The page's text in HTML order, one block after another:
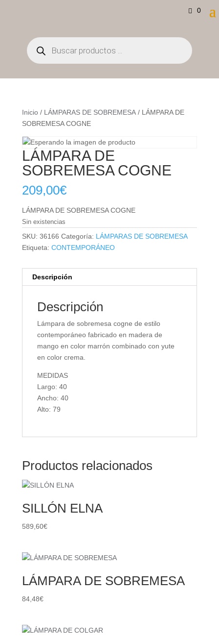
0
Búsqueda
de
productos
Inicio/ LÁMPARAS DE SOBREMESA/ LÁMPARA DE
SOBREMESA COGNE
LÁMPARA DE
SOBREMESA COGNE
209,00€
LÁMPARA DE SOBREMESA COGNE
Sin existencias
SKU: 36166 Categoría: LÁMPARAS DE SOBREMESA
Etiqueta: CONTEMPORÁNEO
Descripción
Descripción
Lámpara de sobremesa cogne de estilo
contemporáneo fabricado en madera de
mango en color marrón combinado con yute
en color crema.
MEDIDAS
Largo: 40
Ancho: 40
Alto: 79
Productos relacionados
SILLÓN ELNA
589,60€
LÁMPARA DE SOBREMESA
84,48€